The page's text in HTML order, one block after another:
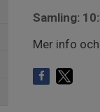
Samling:
Mer info